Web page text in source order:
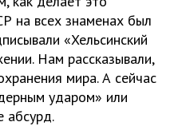
на всех знаменах был
«Хельсинский
Нам рассказывали,
мира. А сейчас
ударом» или
абсурд.